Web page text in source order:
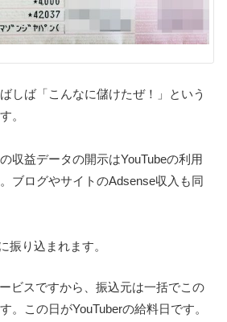
しば「こんなに儲けたぜ！」という
。
収益データの開示はYouTubeの利用
ブログやサイトのAdsense収入も同
振り込まれます。
ビスですから、振込元は一括でこの
す。この日がYouTuberの給料日です。